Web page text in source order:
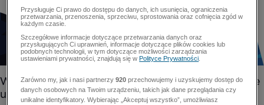
Przysługuje Ci prawo do dostępu do danych, ich usunięcia, ograniczenia
przetwarzania, przenoszenia, sprzeciwu, sprostowania oraz cofnięcia zgód w
każdym czasie.
Szczegółowe informacje dotyczące przetwarzania danych oraz
przysługujących Ci uprawnień, informacje dotyczące plików cookies lub
podobnych technologii, w tym dotyczące możliwości zarządzania
ustawieniami prywatności, znajdują się wPolityce Prywatności
Zarówno my, jak i nasi partnerzy920 przechowujemy i uzyskujemy dostęp do
danych osobowych na Twoim urządzeniu, takich jak dane przeglądania czy
unikalne identyfikatory. Wybierając „Akceptuj wszystko”, umożliwiasz